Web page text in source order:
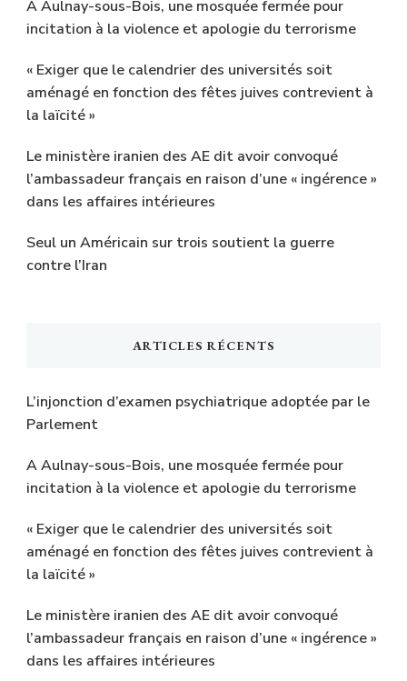
A Aulnay-sous-Bois, une mosquée fermée pour
incitation à la violence et apologie du terrorisme
« Exiger que le calendrier des universités soit
aménagé en fonction des fêtes juives contrevient à
la laïcité »
Le ministère iranien des AE dit avoir convoqué
l’ambassadeur français en raison d’une « ingérence »
dans les affaires intérieures
Seul un Américain sur trois soutient la guerre
contre l’Iran
ARTICLES RÉCENTS
L’injonction d’examen psychiatrique adoptée par le
Parlement
A Aulnay-sous-Bois, une mosquée fermée pour
incitation à la violence et apologie du terrorisme
« Exiger que le calendrier des universités soit
aménagé en fonction des fêtes juives contrevient à
la laïcité »
Le ministère iranien des AE dit avoir convoqué
l’ambassadeur français en raison d’une « ingérence »
dans les affaires intérieures